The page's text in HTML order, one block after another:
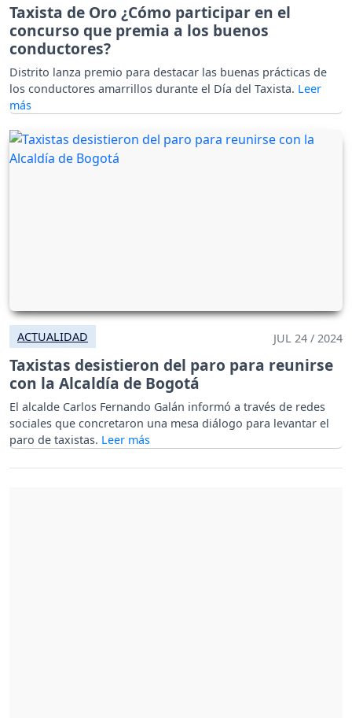
Taxista de Oro ¿Cómo participar en el
concurso que premia a los buenos
conductores?
Distrito lanza premio para destacar las buenas prácticas de
los conductores amarrillos durante el Día del Taxista.
ACTUALIDAD JUL 24 / 2024
Taxistas desistieron del paro para reunirse
con la Alcaldía de Bogotá
El alcalde Carlos Fernando Galán informó a través de redes
sociales que concretaron una mesa diálogo para levantar el
paro de taxistas.